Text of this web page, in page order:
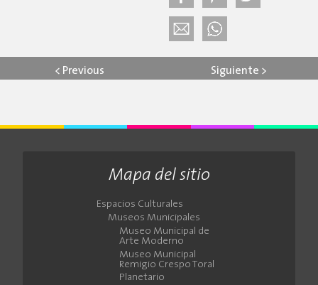
< Previous Siguiente >
Mapa del sitio
Espacios Culturales
Museos Municipales
Museo Municipal de
Arte Moderno
Museo Municipal
Remigio Crespo Toral
Planetario